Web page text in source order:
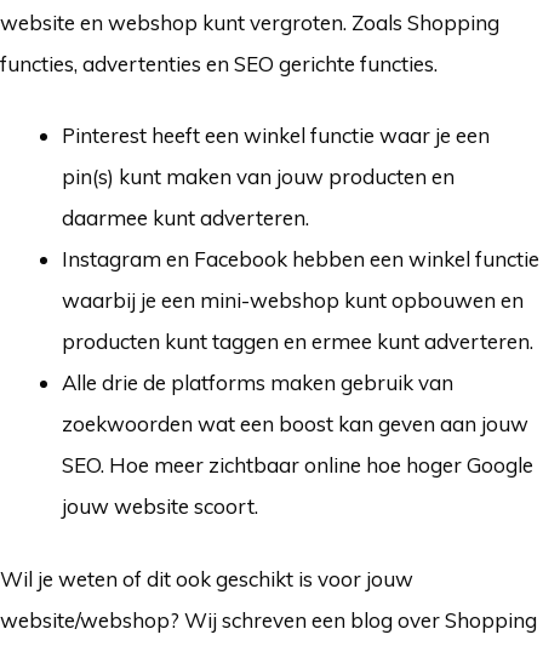
website en webshop kunt vergroten. Zoals Shopping
functies, advertenties en SEO gerichte functies.
Pinterest heeft een winkel functie waar je een
pin(s) kunt maken van jouw producten en
daarmee kunt adverteren.
Instagram en Facebook hebben een winkel functie
waarbij je een mini-webshop kunt opbouwen en
producten kunt taggen en ermee kunt adverteren.
Alle drie de platforms maken gebruik van
zoekwoorden wat een boost kan geven aan jouw
SEO. Hoe meer zichtbaar online hoe hoger Google
jouw website scoort.
Wil je weten of dit ook geschikt is voor jouw
website/webshop? Wij schreven een blog over Shopping